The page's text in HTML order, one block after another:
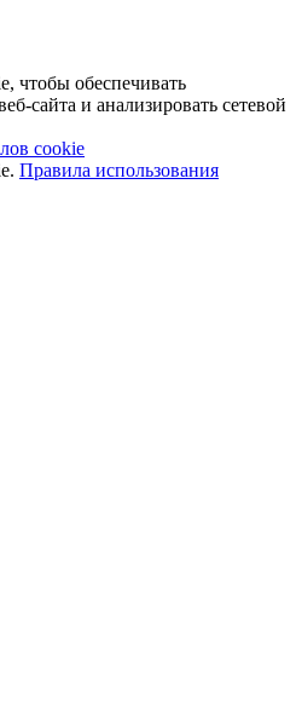
чтобы обеспечивать
сайта и анализировать сетевой
cookie
Правила использования